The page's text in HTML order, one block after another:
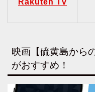
Rakuten Tv
映画【硫黄島から
がおすすめ！